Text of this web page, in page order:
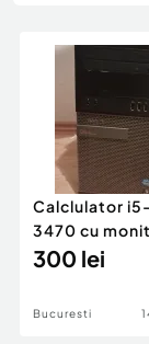
Animale de
Afaceri și
Inchiriere
Piese auto si
Dacia Duster
Calclulator
3470 cu
300 lei
Bucuresti